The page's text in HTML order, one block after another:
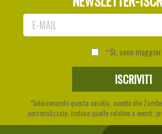
Sì, sono
*Selezionando questa casella, accetto che
personalizzate, incluse quelle relative a eventi,